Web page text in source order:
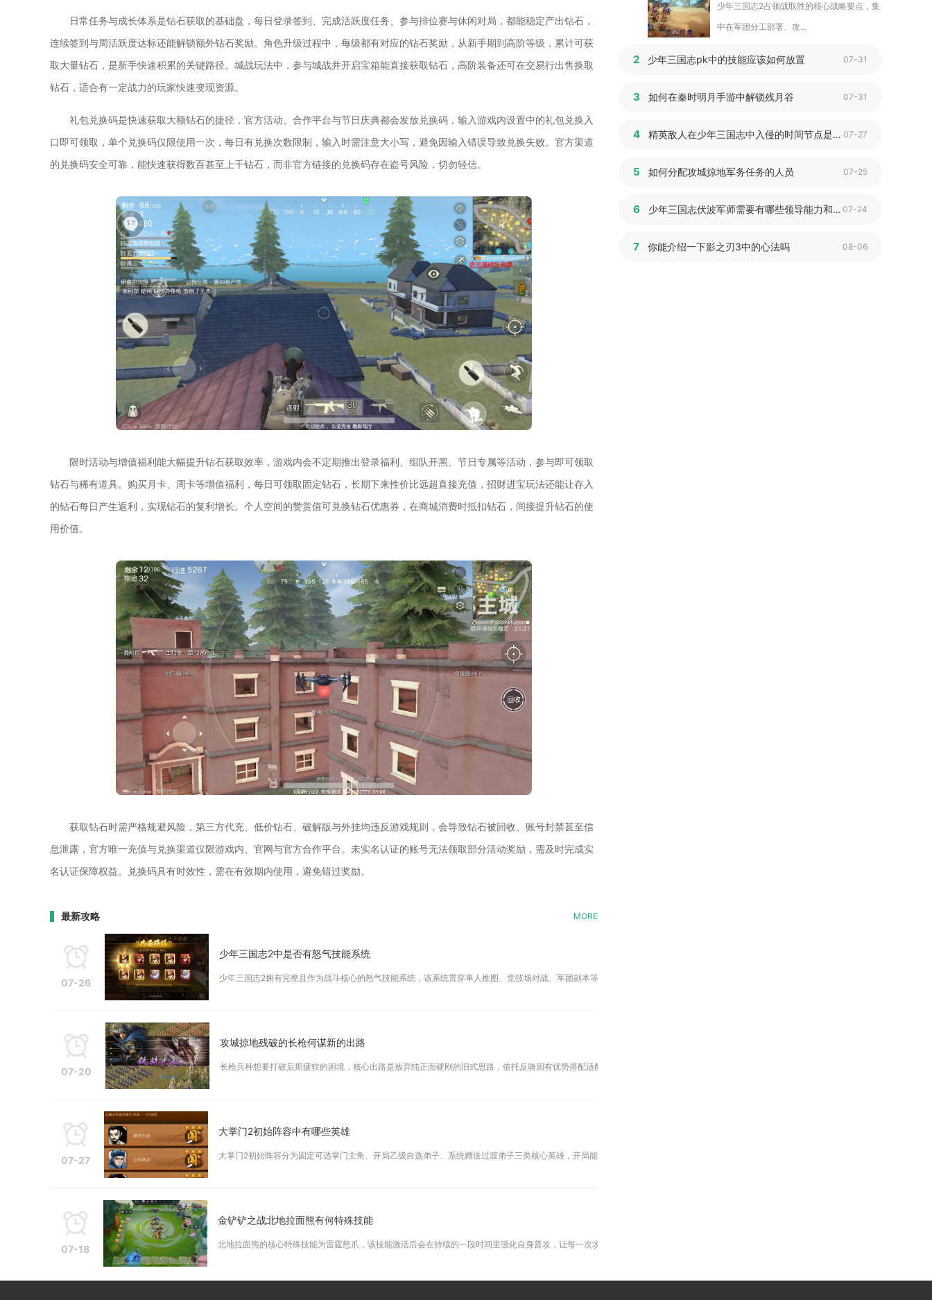
日常任务与成长体系是钻石获取的基础盘，每日登录签到、完成活跃度任务、参与排位赛与休闲对局，都能稳定产出钻石，
连续签到与周活跃度达标还能解锁额外钻石奖励。角色升级过程中，每级都有对应的钻石奖励，从新手期到高阶等级，累计可获
取大量钻石，是新手快速积累的关键路径。城战玩法中，参与城战并开启宝箱能直接获取钻石，高阶装备还可在交易行出售换取
钻石，适合有一定战力的玩家快速变现资源。
礼包兑换码是快速获取大额钻石的捷径，官方活动、合作平台与节日庆典都会发放兑换码，输入游戏内设置中的礼包兑换入
口即可领取，单个兑换码仅限使用一次，每日有兑换次数限制，输入时需注意大小写，避免因输入错误导致兑换失败。官方渠道
的兑换码安全可靠，能快速获得数百甚至上千钻石，而非官方链接的兑换码存在盗号风险，切勿轻信。
限时活动与增值福利能大幅提升钻石获取效率，游戏内会不定期推出登录福利、组队开黑、节日专属等活动，参与即可领取
钻石与稀有道具。购买月卡、周卡等增值福利，每日可领取固定钻石，长期下来性价比远超直接充值，招财进宝玩法还能让存入
的钻石每日产生返利，实现钻石的复利增长。个人空间的赞赏值可兑换钻石优惠券，在商城消费时抵扣钻石，间接提升钻石的使
用价值。
获取钻石时需严格规避风险，第三方代充、低价钻石、破解版与外挂均违反游戏规则，会导致钻石被回收、账号封禁甚至信
息泄露，官方唯一充值与兑换渠道仅限游戏内、官网与官方合作平台。未实名认证的账号无法领取部分活动奖励，需及时完成实
名认证保障权益。兑换码具有时效性，需在有效期内使用，避免错过奖励。
最新攻略 MORE
07-26
少年三国志2中是否有怒气技能系统
少年三国志2拥有完整且作为战斗核心的怒气技能系统，该系统贯穿单人推图、竞技场对战、军团副本等所有对战场景，是构筑阵容打法...
07-20
攻城掠地残破的长枪何谋新的出路
长枪兵种想要打破后期疲软的困境，核心出路是放弃纯正面硬刚的旧式思路，依托反骑固有优势搭配适配武将、专属御宝、阵法变阵以及...
07-27
大掌门2初始阵容中有哪些英雄
大掌门2初始阵容分为固定可选掌门主角、开局乙级自选弟子、系统赠送过渡弟子三类核心英雄，开局能直接获取的英雄包含郭靖、杨过...
07-18
金铲铲之战北地拉面熊有何特殊技能
北地拉面熊的核心特殊技能为雷霆怒爪，该技能激活后会在持续的一段时间里强化自身普攻，让每一次攻击附带连锁闪电效果，闪电可以...
少年三国志2占领战取胜的核心战略要点，集
中在军团分工部署、攻...
2 少年三国志pk中的技能应该如何放置 07-31
3 如何在秦时明月手游中解锁残月谷 07-31
4 精英敌人在少年三国志中入侵的时间节点是什么 07-27
5 如何分配攻城掠地军务任务的人员 07-25
6 少年三国志伏波军师需要有哪些领导能力和决策能力 07-24
7 你能介绍一下影之刃3中的心法吗 08-06